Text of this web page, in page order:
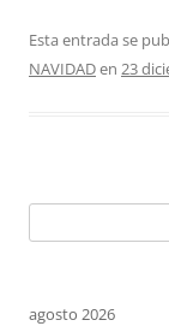
Esta entrada se
NAVIDADen 23
agosto 2026